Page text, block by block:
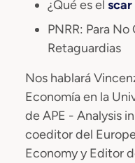
¿Qué es el
PNRR: Para
Retaguardias
Nos hablará
Economía en la
de APE - Analysis
coeditor del
Economy y Editor